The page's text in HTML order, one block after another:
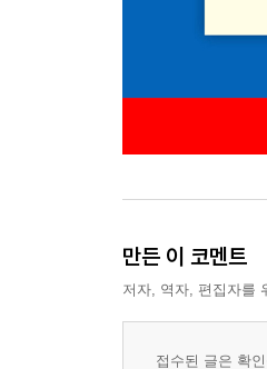
만든 이 코멘트
저자, 역자, 편집자를
접수된 글은 확